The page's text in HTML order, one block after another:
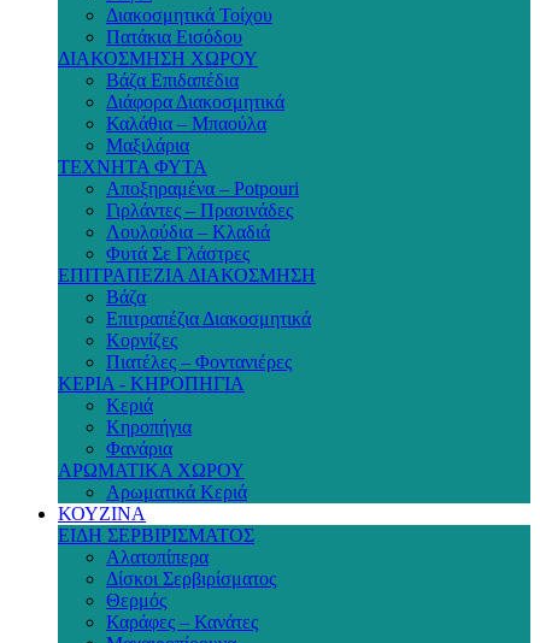
Διακοσμητικά Τοίχου
Πατάκια Εισόδου
ΔΙΑΚΟΣΜΗΣΗ ΧΩΡΟΥ
Βάζα Επιδαπέδια
Διάφορα Διακοσμητικά
Καλάθια – Μπαούλα
Μαξιλάρια
ΤΕΧΝΗΤΑ ΦΥΤΑ
Αποξηραμένα – Potpouri
Γιρλάντες – Πρασινάδες
Λουλούδια – Κλαδιά
Φυτά Σε Γλάστρες
ΕΠΙΤΡΑΠΕΖΙΑ ΔΙΑΚΟΣΜΗΣΗ
Βάζα
Επιτραπέζια Διακοσμητικά
Κορνίζες
Πιατέλες – Φοντανιέρες
ΚΕΡΙΑ - ΚΗΡΟΠΗΓΙΑ
Κεριά
Κηροπήγια
Φανάρια
ΑΡΩΜΑΤΙΚΑ ΧΩΡΟΥ
Αρωματικά Κεριά
ΚΟΥΖΙΝΑ
ΕΙΔΗ ΣΕΡΒΙΡΙΣΜΑΤΟΣ
Αλατοπίπερα
Δίσκοι Σερβιρίσματος
Θερμός
Καράφες – Κανάτες